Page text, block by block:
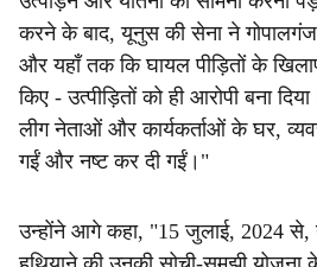
करने के बाद, यूनुस की सेना ने
और यहाँ तक कि घायल पीड़ितों के
किए - उत्पीड़ितों को ही आरोपी बना
लीग नेताओं और कार्यकर्ताओं के घर,
गईं और नष्ट कर दी गईं।"
उन्होंने आगे कहा, "15 जुलाई, 2024